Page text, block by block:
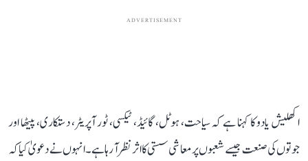
ADVERTISEMENT
اکھلیش یادو کا کہنا ہے کہ سیاحت، ہوٹل، گائیڈ، ٹیکسی، ٹور آپریٹر، دستکاری، پیٹھا اور
جوتوں کی صنعت جیسے شعبوں پر معاشی سستی کا اثر نظر آ رہا ہے۔ انہوں نے دعویٰ کیا کہ